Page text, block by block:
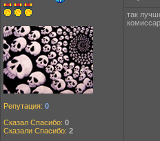
Репутация: 0
Сказал Спасибо: 0
Сказали Спасибо: 2
так